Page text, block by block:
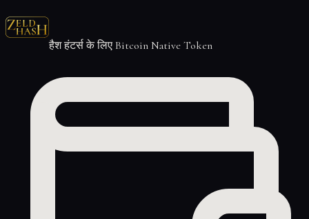
हैश हंटर्स के लिए Bitcoin Native Token